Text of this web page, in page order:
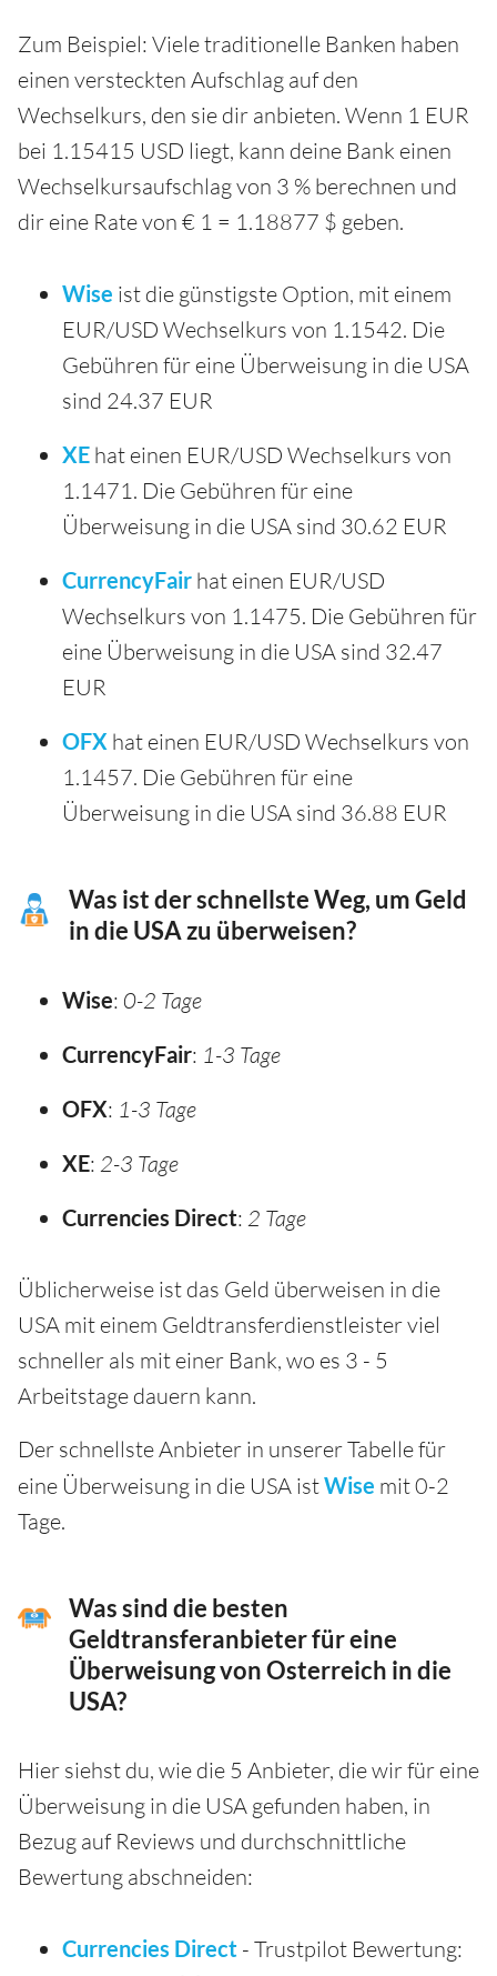
Zum Beispiel: Viele traditionelle Banken haben
einen versteckten Aufschlag auf den
Wechselkurs, den sie dir anbieten. Wenn 1 EUR
bei 1.15415 USD liegt, kann deine Bank einen
Wechselkursaufschlag von 3 % berechnen und
dir eine Rate von € 1 = 1.18877 $ geben.
Wise ist die günstigste Option, mit einem
EUR/USD Wechselkurs von 1.1542. Die
Gebühren für eine Überweisung in die USA
sind 24.37 EUR
XE hat einen EUR/USD Wechselkurs von
1.1471. Die Gebühren für eine
Überweisung in die USA sind 30.62 EUR
CurrencyFair hat einen EUR/USD
Wechselkurs von 1.1475. Die Gebühren für
eine Überweisung in die USA sind 32.47
EUR
OFX hat einen EUR/USD Wechselkurs von
1.1457. Die Gebühren für eine
Überweisung in die USA sind 36.88 EUR
Was ist der schnellste Weg, um Geld
in die USA zu überweisen?
Wise: 0-2 Tage
CurrencyFair: 1-3 Tage
OFX: 1-3 Tage
XE: 2-3 Tage
Currencies Direct: 2 Tage
Üblicherweise ist das Geld überweisen in die
USA mit einem Geldtransferdienstleister viel
schneller als mit einer Bank, wo es 3 - 5
Arbeitstage dauern kann.
Der schnellste Anbieter in unserer Tabelle für
eine Überweisung in die USA istWise mit 0-2
Tage.
Was sind die besten
Geldtransferanbieter für eine
Überweisung von Osterreich in die
USA?
Hier siehst du, wie die 5 Anbieter, die wir für eine
Überweisung in die USA gefunden haben, in
Bezug auf Reviews und durchschnittliche
Bewertung abschneiden:
Currencies Direct - Trustpilot Bewertung: